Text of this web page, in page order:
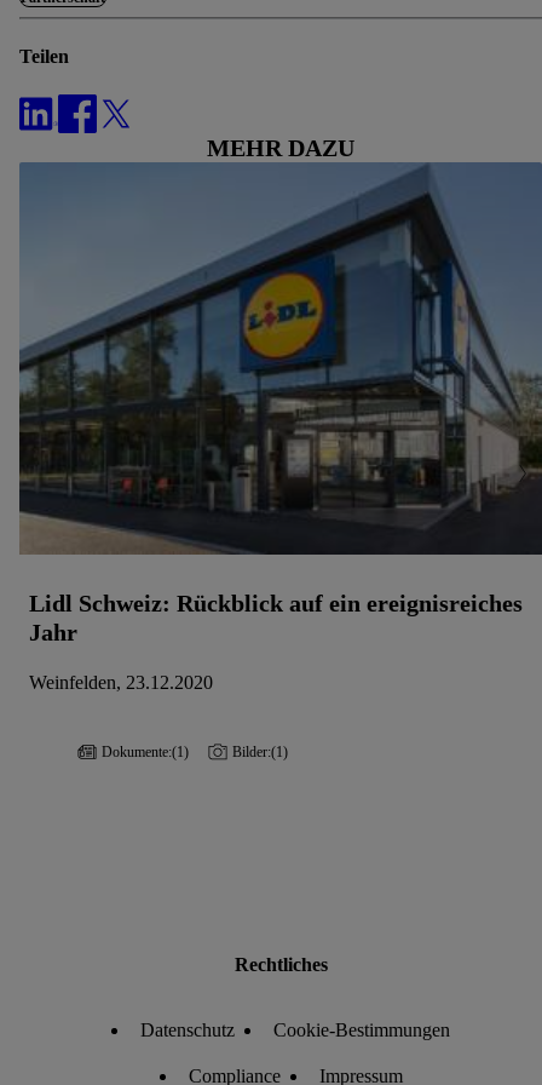
Teilen
MEHR DAZU
Lidl Schweiz: Rückblick auf ein ereignisreiches
Jahr
Weinfelden, 23.12.2020
Dokumente:(1) Bilder:(1)
Rechtliches
Datenschutz Cookie-Bestimmungen
Compliance Impressum
vorgenannten Zwecken zu. Weitere Informationen, auch zur
Speicherdauer der Daten und zu deinem Recht, deine
Einwilligung jederzeit mit Wirkung für die Zukunft zu
widerrufen, findest du in unserenDatenschutzbestimmungen